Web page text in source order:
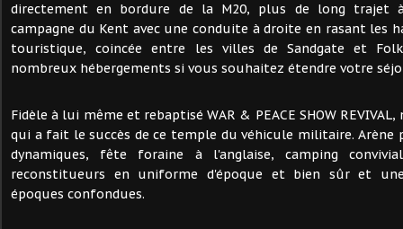
directement en bordure de la M20, plus de long trajet
campagne du Kent avec une conduite à droite en rasant les
touristique, coincée entre les villes de Sandgate et
nombreux hébergements si vous souhaitez étendre votre
Fidèle à lui même et rebaptisé WAR & PEACE SHOW
qui a fait le succès de ce temple du véhicule militaire. Arène
dynamiques, fête foraine à l'anglaise, camping
reconstitueurs en uniforme d'époque et bien sûr et
époques confondues.